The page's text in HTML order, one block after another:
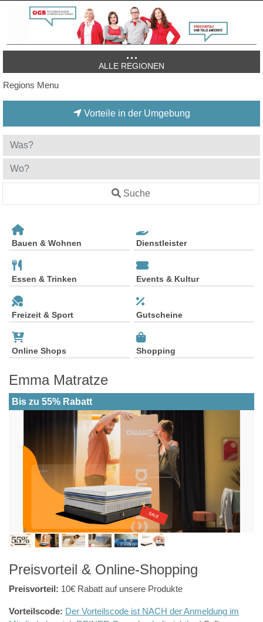
ALLE REGIONEN
Regions Menu
Vorteile in der Umgebung
Suche
Bauen & Wohnen Dienstleister
Essen & Trinken Events & Kultur
Freizeit & Sport Gutscheine
Online Shops Shopping
Emma Matratze
Bis zu 55% Rabatt
Preisvorteil & Online-Shopping
Preisvorteil: 10€ Rabatt auf unsere Produkte
Vorteilscode: Der Vorteilscode ist NACH der Anmeldung im